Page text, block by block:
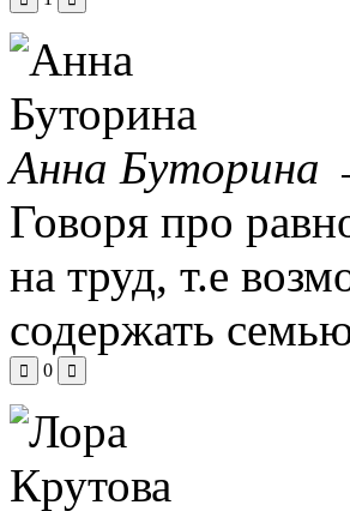
Анна Буторина
Говоря про
на труд, т.е
содержать
0